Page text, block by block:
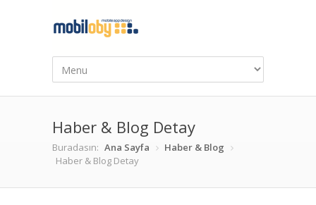
Haber & Blog Detay
Buradasın: Ana Sayfa
Haber & Blog
Haber & Blog Detay